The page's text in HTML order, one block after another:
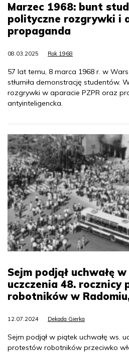
Marzec 1968: bunt
polityczne rozgrywki i
propaganda
08.03.2025 Rok 1968
57 lat temu, 8 marca 1968 r. w
stłumiła demonstrację studentów.
rozgrywki w aparacie PZPR oraz
antyinteligencka.
Sejm podjął uchwałę
uczczenia 48. rocznicy
robotników w
12.07.2024 Dekada Gierka
Sejm podjął w piątek uchwałę ws.
protestów robotników przeciwko